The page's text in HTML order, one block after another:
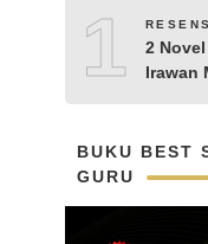
KH.
Aguk
10
2
Irawan
BUKU BEST
GURU